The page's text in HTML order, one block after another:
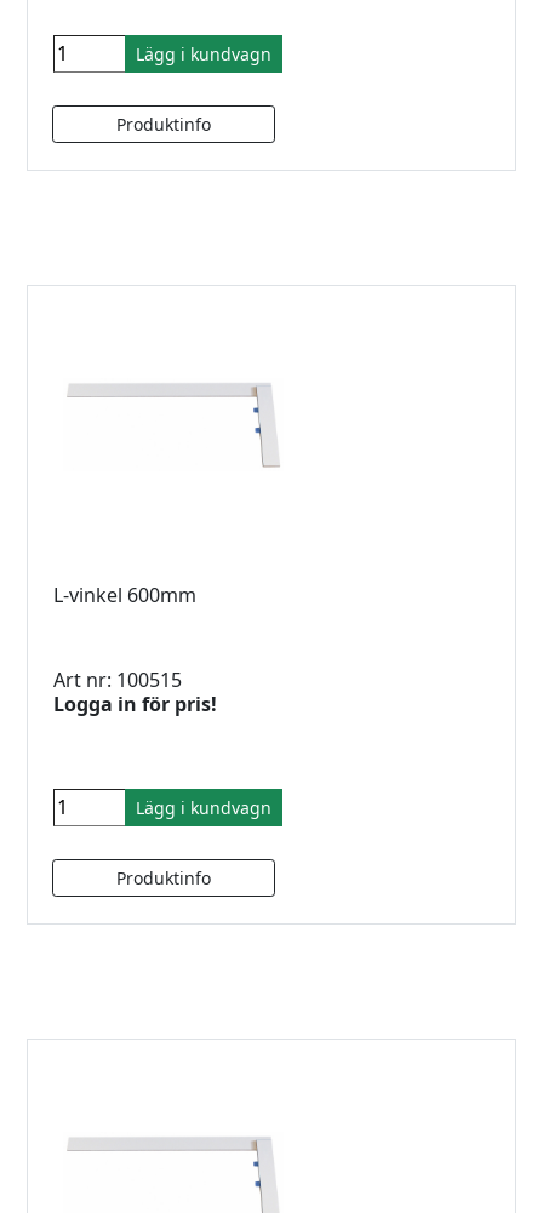
Lägg i kundvagn
L-vinkel 600mm
Art nr: 100515
Logga in för pris!
Lägg i kundvagn